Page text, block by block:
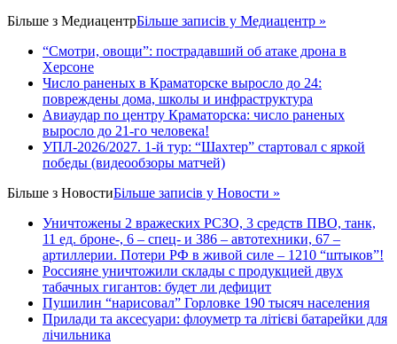
Більше з МедиацентрБільше записів у Медиацентр »
“Смотри, овощи”: пострадавший об атаке дрона в
Херсоне
Число раненых в Краматорске выросло до 24:
повреждены дома, школы и инфраструктура
Авиаудар по центру Краматорска: число раненых
выросло до 21-го человека!
УПЛ-2026/2027. 1-й тур: “Шахтер” стартовал с яркой
победы (видеообзоры матчей)
Більше з НовостиБільше записів у Новости »
Уничтожены 2 вражеских РСЗО, 3 средств ПВО, танк,
11 ед. броне-, 6 – спец- и 386 – автотехники, 67 –
артиллерии. Потери РФ в живой силе – 1210 “штыков”!
Россияне уничтожили склады с продукцией двух
табачных гигантов: будет ли дефицит
Пушилин “нарисовал” Горловке 190 тысяч населения
Прилади та аксесуари: флоуметр та літієві батарейки для
лічильника